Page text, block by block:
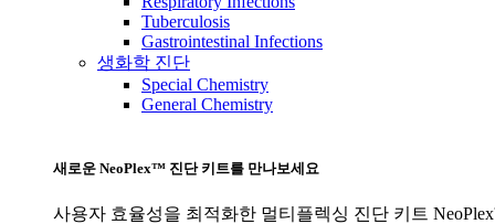
Tuberculosis
Gastrointestinal Infections
생화학 진단
Special Chemistry
General Chemistry
새로운 NeoPlex™ 진단 키트를 만나보세요
사용자 효율성을 최적화한 멀티플렉싱 진단 키트